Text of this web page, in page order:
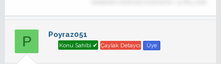
P Poyraz051
Konu Sahibi ✔ Çaylak Detaycı Üye